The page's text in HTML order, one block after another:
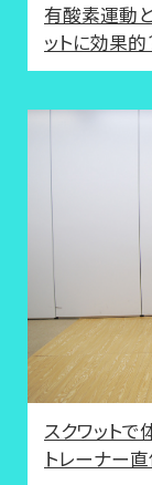
有酸素運動
ットに効果
スクワット
トレーナー